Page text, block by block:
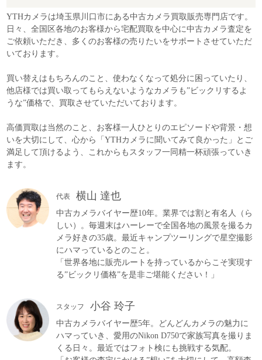
YTHカメラは埼玉県川口市にある中古カメラ買取販売専門店です。
日々、全国区各地のお客様から宅配買取を中心に中古カメラ査定を
ご依頼いただき、多くのお客様の売りたいをサポートさせていただ
いております。
買い替えはもちろんのこと、使わなくなって処分に困っていたり、
他店様では買い取ってもらえないようなカメラも”ビックリするよ
うな”価格で、買取させていただいております。
高価買取は当然のこと、お客様一人ひとりのエピソードや背景・想
いを大切にして、心から「YTHカメラに聞いてみて良かった」とご
満足して頂けるよう、これからもスタッフ一同精一杯頑張っていき
ます。
代表 横山 達也
中古カメラバイヤー歴10年。業界では割と有名人（ら
しい）。毎週末はハーレーで全国各地の風景を撮るカ
メラ好きの35歳。最近キャンプツーリングで星空撮影
にハマっているとのこと。
「世界各地に販売ルートを持っているからこそ実現す
る”ビックリ価格”を是非ご堪能ください！」
スタッフ 小谷 玲子
中古カメラバイヤー歴5年。どんどんカメラの魅力に
ハマっていき、愛用のNikon D750で家族写真を撮りま
くる日々。最近ではフォト検にも挑戦する気配。